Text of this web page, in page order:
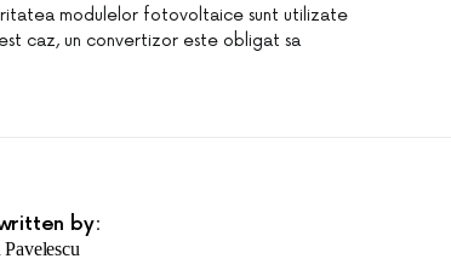
modulelor fotovoltaice sunt utilizate
caz, un convertizor este obligat sa
by: